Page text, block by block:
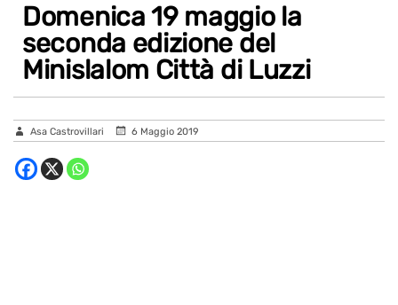
Domenica 19 maggio la
seconda edizione del
Minislalom Città di Luzzi
Asa Castrovillari 6 Maggio 2019